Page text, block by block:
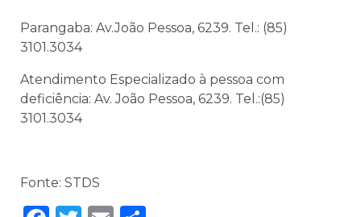
Parangaba: Av.João Pessoa, 6239. Tel.: (85)
3101.3034
Atendimento Especializado à pessoa com
deficiência: Av. João Pessoa, 6239. Tel.:(85)
3101.3034
Fonte: STDS